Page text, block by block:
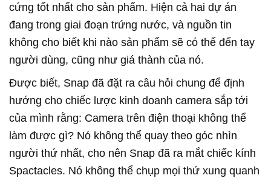
cứng tốt nhất cho sản phẩm. Hiện cả hai dự án
đang trong giai đoạn trứng nước, và nguồn tin
không cho biết khi nào sản phẩm sẽ có thể đến tay
người dùng, cũng như giá thành của nó.
Được biết, Snap đã đặt ra câu hỏi chung để định
hướng cho chiếc lược kinh doanh camera sắp tới
của mình rằng: Camera trên điện thoại không thể
làm được gì? Nó không thể quay theo góc nhìn
người thứ nhất, cho nên Snap đã ra mắt chiếc kính
Spactacles. Nó không thể chụp mọi thứ xung quanh